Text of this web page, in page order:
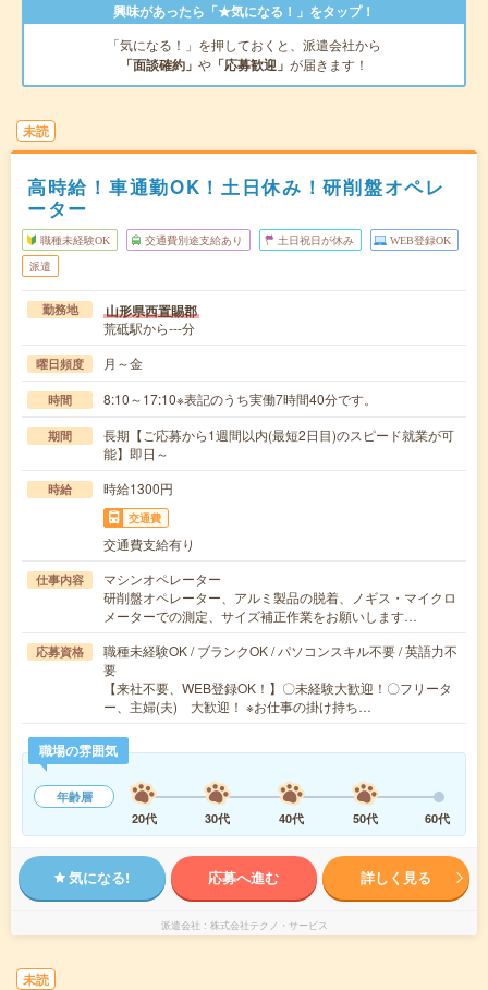
興味があったら「★気になる！」をタップ！
「気になる！」を押しておくと、派遣会社から
「面談確約」 や 「応募歓迎」 が届きます！
未読
高時給！車通勤OK！土日休み！研削盤オペレ
ーター
職種未経験OK 交通費別途支給あり 土日祝日が休み WEB登録OK
派遣
勤務地 山形県西置賜郡
荒砥駅から---分
曜日頻度 月～金
時間 8:10～17:10※表記のうち実働7時間40分です。
期間
長期【ご応募から1週間以内(最短2日目)のスピード就業が可
能】即日～
時給 時給1300円
交通費
交通費支給有り
仕事内容
マシンオペレーター
研削盤オペレーター、アルミ製品の脱着、ノギス・マイクロ
メーターでの測定、サイズ補正作業をお願いします…
応募資格
職種未経験OK / ブランクOK / パソコンスキル不要 / 英語力不
要
【来社不要、WEB登録OK！】〇未経験大歓迎！〇フリータ
ー、主婦(夫) 大歓迎！ ※お仕事の掛け持ち…
職場の雰囲気
年齢層
20代
30代 40代 50代 60代
気になる! 応募へ進む 詳しく見る
派遣会社 株式会社テクノ・サービス
未読